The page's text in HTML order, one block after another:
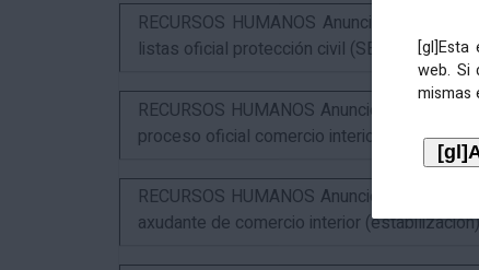
web. Si
mismas
RECURSOS HUMANOS Anuncio
listas oficial protección civil (SEL2026016)
RECURSOS HUMANOS Anuncio
proceso oficial comercio interior
RECURSOS HUMANOS Anuncio
axudante de comercio interior (estabilización)